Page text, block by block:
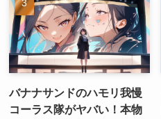
バナナサンドのハモリ我慢
コーラス隊がヤバい！本物